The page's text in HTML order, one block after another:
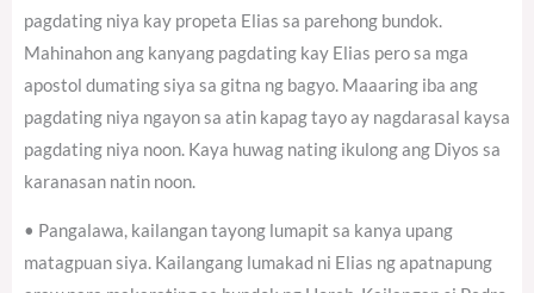
pagdating niya kay propeta Elias sa parehong bundok.
Mahinahon ang kanyang pagdating kay Elias pero sa mga
apostol dumating siya sa gitna ng bagyo. Maaaring iba ang
pagdating niya ngayon sa atin kapag tayo ay nagdarasal kaysa
pagdating niya noon. Kaya huwag nating ikulong ang Diyos sa
karanasan natin noon.
• Pangalawa, kailangan tayong lumapit sa kanya upang
matagpuan siya. Kailangang lumakad ni Elias ng apatnapung